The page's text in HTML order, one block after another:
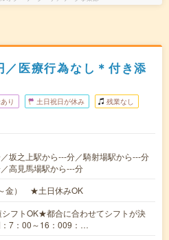
医療行為なし＊付き添
り 土日祝日が休み 残業なし
坂之上駅から---分／騎射場駅から---分
高見馬場駅から---分
金） ★土日休みOK
フトOK★都合に合わせてシフトが決
7：00～16：009：…